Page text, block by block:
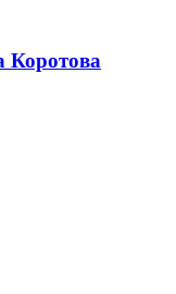
Коротова